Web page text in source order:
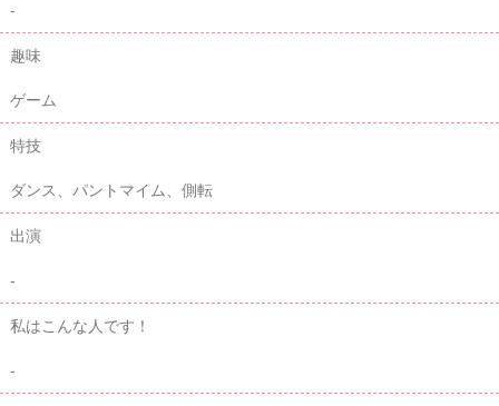
-
趣味
ゲーム
特技
ダンス、パントマイム、側転
出演
-
私はこんな人です！
-